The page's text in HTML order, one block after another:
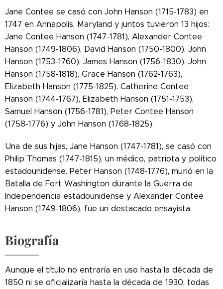
Jane Contee se casó con John Hanson (1715-1783) en
1747 en Annapolis, Maryland y juntos tuvieron 13 hijos:
Jane Contee Hanson (1747-1781), Alexander Contee
Hanson (1749-1806), David Hanson (1750-1800), John
Hanson (1753-1760), James Hanson (1756-1830), John
Hanson (1758-1818), Grace Hanson (1762-1763),
Elizabeth Hanson (1775-1825), Catherine Contee
Hanson (1744-1767), Elizabeth Hanson (1751-1753),
Samuel Hanson (1756-1781), Peter Contee Hanson
(1758-1776) y John Hanson (1768-1825).
Una de sus hijas, Jane Hanson (1747-1781), se casó con
Philip Thomas (1747-1815), un médico, patriota y político
estadounidense. Peter Hanson (1748-1776), murió en la
Batalla de Fort Washington durante la Guerra de
Independencia estadounidense y Alexander Contee
Hanson (1749-1806), fue un destacado ensayista.
Biografía
Aunque el título no entraría en uso hasta la década de
1850 ni se oficializaría hasta la década de 1930, todas